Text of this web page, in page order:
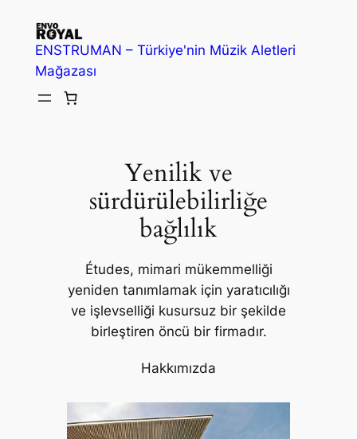
ENSTRUMAN – Türkiye'nin Müzik Aletleri
Mağazası
Yenilik ve
sürdürülebilirliğe
bağlılık
Études, mimari mükemmelliği
yeniden tanımlamak için yaratıcılığı
ve işlevselliği kusursuz bir şekilde
birleştiren öncü bir firmadır.
Hakkımızda